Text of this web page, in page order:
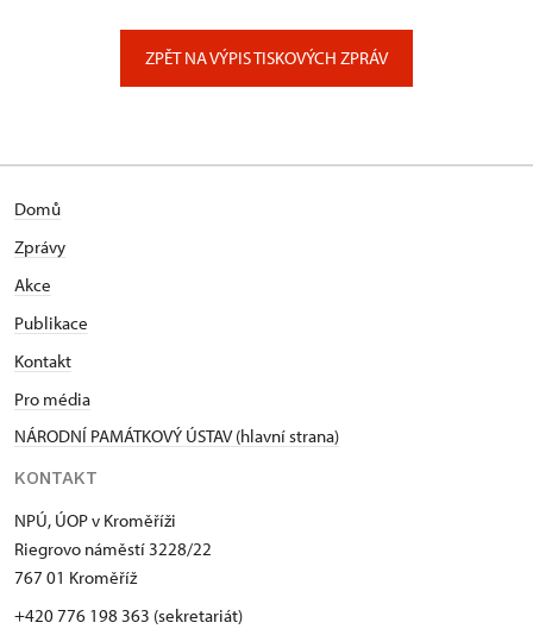
ZPĚT NA VÝPIS TISKOVÝCH ZPRÁV
Domů
Zprávy
Akce
Publikace
Kontakt
Pro média
NÁRODNÍ PAMÁTKOVÝ ÚSTAV (hlavní strana)
KONTAKT
NPÚ, ÚOP v Kroměříži
Riegrovo náměstí 3228/22
767 01 Kroměříž
+420 776 198 363 (sekretariát)